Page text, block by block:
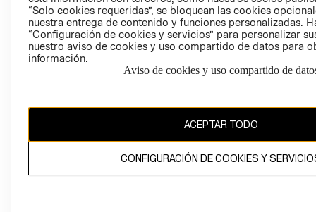
Perú (S/)
CAMBIAR REGIÓN
“Solo cookies requeridas”, se bloquean las cookies
nuestra entrega de contenido y funciones personalizadas.
“Configuración de cookies y servicios” para personalizar
nuestro aviso de cookies y uso compartido de datos para
información.
Aviso de cookies y uso compartido de
ACEPTAR TODO
CONFIGURACIÓN DE COOKIES Y